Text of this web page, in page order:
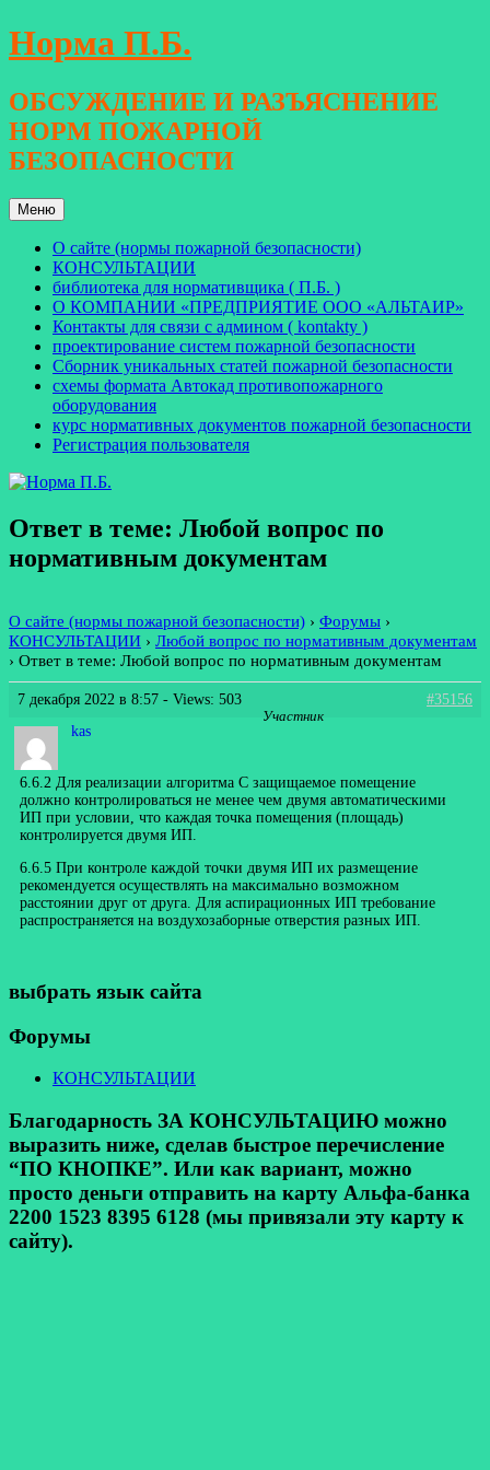
Перейти
к
Норма П.Б.
ОБСУЖДЕНИЕ И РАЗЪЯСНЕНИЕ
НОРМ ПОЖАРНОЙ
БЕЗОПАСНОСТИ
Меню
О сайте (нормы пожарной безопасности)
КОНСУЛЬТАЦИИ
библиотека для нормативщика ( П.Б. )
О КОМПАНИИ «ПРЕДПРИЯТИЕ ООО «АЛЬТАИР»
Контакты для связи с админом ( kontakty )
проектирование систем пожарной безопасности
Сборник уникальных статей пожарной безопасности
схемы формата Автокад противопожарного
оборудования
курс нормативных документов пожарной безопасности
Регистрация пользователя
Ответ в теме: Любой вопрос по
нормативным документам
О сайте (нормы пожарной безопасности) › Форумы ›
КОНСУЛЬТАЦИИ › Любой вопрос по нормативным документам
› Ответ в теме: Любой вопрос по нормативным документам
7 декабря 2022 в 8:57 - Views: 503
#35156
kas
Участник
6.6.2 Для реализации алгоритма C защищаемое помещение
должно контролироваться не менее чем двумя автоматическими
ИП при условии, что каждая точка помещения (площадь)
контролируется двумя ИП.
6.6.5 При контроле каждой точки двумя ИП их размещение
рекомендуется осуществлять на максимально возможном
расстоянии друг от друга. Для аспирационных ИП требование
распространяется на воздухозаборные отверстия разных ИП.
выбрать язык сайта
Форумы
КОНСУЛЬТАЦИИ
Благодарность ЗА КОНСУЛЬТАЦИЮ можно
выразить ниже, сделав быстрое перечисление
“ПО КНОПКЕ”. Или как вариант, можно
просто деньги отправить на карту Альфа-банка
2200 1523 8395 6128 (мы привязали эту карту к
сайту).